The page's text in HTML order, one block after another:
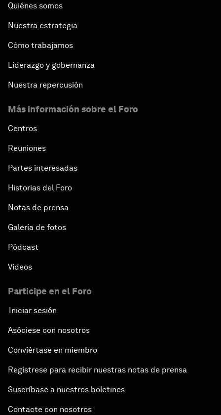
Quiénes somos
Nuestra estrategia
Cómo trabajamos
Liderazgo y gobernanza
Nuestra repercusión
Más información sobre el Foro
Centros
Reuniones
Partes interesadas
Historias del Foro
Notas de prensa
Galería de fotos
Pódcast
Vídeos
Participe en el Foro
Iniciar sesión
Asóciese con nosotros
Conviértase en miembro
Regístrese para recibir nuestras notas de prensa
Suscríbase a nuestros boletines
Contacte con nosotros